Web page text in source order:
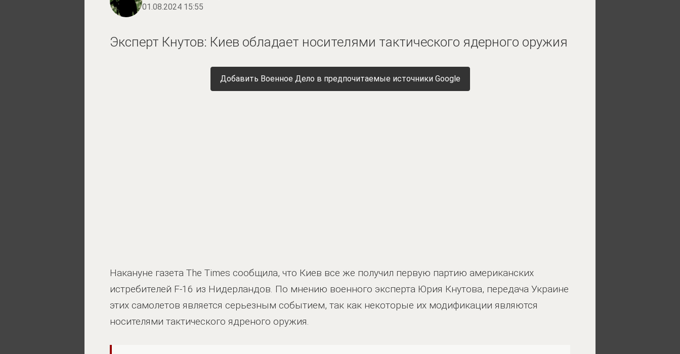
01.08.2024 15:55
Эксперт Кнутов: Киев обладает носителями тактического ядерного оружия
Добавить Военное Дело в предпочитаемые источники Google
Накануне газета The Times сообщила, что Киев все же получил первую партию американских
истребителей F-16 из Нидерландов. По мнению военного эксперта Юрия Кнутова, передача Украине
этих самолетов является серьезным событием, так как некоторые их модификации являются
носителями тактического ядреного оружия.